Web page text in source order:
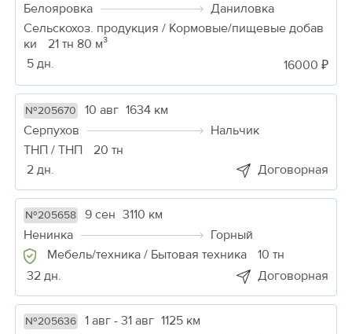
Белояровка
Даниловка
Сельскохоз. продукция / Кормовые/пищевые добав
ки
21 тн 80 м³
5 дн.
16000 ₽
№205670 10 авг 1634 км
Серпухов
Нальчик
ТНП / ТНП
20 тн
2 дн.
Договорная
№205658 9 сен 3110 км
Ненинка
Горный
Мебель/техника / Бытовая техника
10 тн
32 дн.
Договорная
№205636 1 авг - 31 авг 1125 км